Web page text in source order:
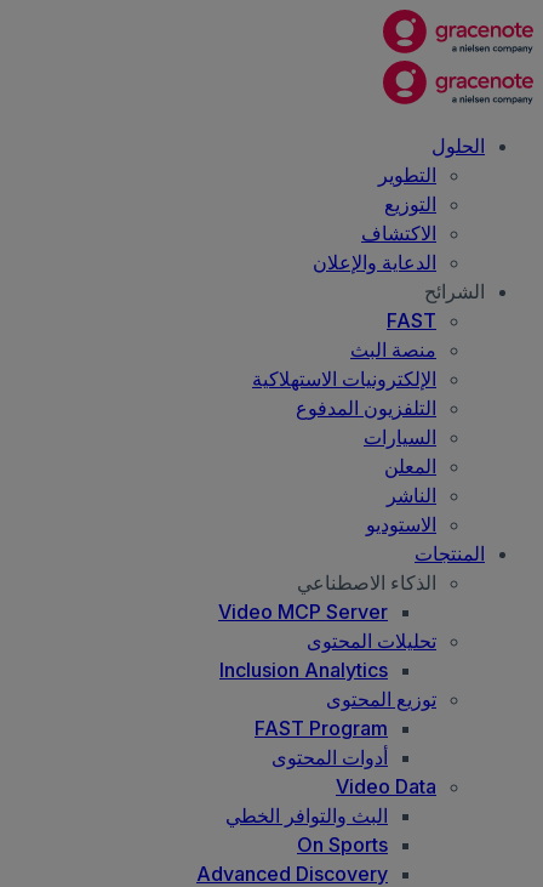
الحلول
التطوير
التوزيع
الاكتشاف
الدعاية والإعلان
الشرائح
FAST
منصة البث
الإلكترونيات الاستهلاكية
التلفزيون المدفوع
السيارات
المعلن
الناشر
الاستوديو
المنتجات
الذكاء الاصطناعي
Video MCP Server
تحليلات المحتوى
Inclusion Analytics
توزيع المحتوى
FAST Program
أدوات المحتوى
Video Data
البث والتوافر الخطي
On Sports
Advanced Discovery